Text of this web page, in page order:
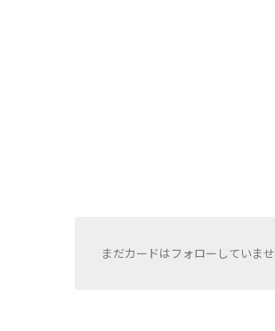
まだカードはフォローしていませ